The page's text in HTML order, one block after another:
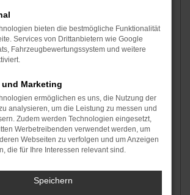
bieten die bestmögliche Funktionalität
Services von Drittanbietern wie Google
Fahrzeugbewertungssystem und weitere
Marketing
ermöglichen es uns, die Nutzung der
analysieren, um die Leistung zu messen und
Zudem werden Technologien eingesetzt,
Werbetreibenden verwendet werden, um
Webseiten zu verfolgen und um Anzeigen
die für Ihre Interessen relevant sind.
Speichern